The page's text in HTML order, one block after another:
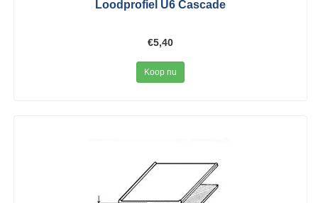
Loodprofiel U6 Cascade
€5,40
Koop nu